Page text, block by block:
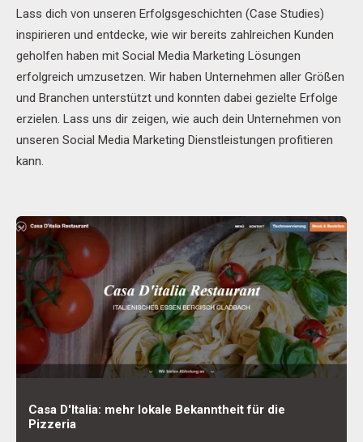
Lass dich von unseren Erfolgsgeschichten (Case Studies)
inspirieren und entdecke, wie wir bereits zahlreichen Kunden
geholfen haben mit Social Media Marketing Lösungen
erfolgreich umzusetzen. Wir haben Unternehmen aller Größen
und Branchen unterstützt und konnten dabei gezielte Erfolge
erzielen. Lass uns dir zeigen, wie auch dein Unternehmen von
unseren Social Media Marketing Dienstleistungen profitieren
kann.
Casa D'Italia: mehr lokale Bekanntheit für die
Pizzeria